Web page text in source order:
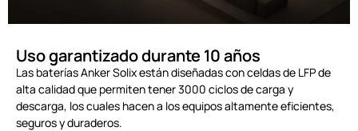
Uso garantizado durante 10 años
Las baterías Anker Solix están diseñadas con celdas de LFP de
alta calidad que permiten tener 3000 ciclos de carga y
descarga, los cuales hacen a los equipos altamente eficientes,
seguros y duraderos.